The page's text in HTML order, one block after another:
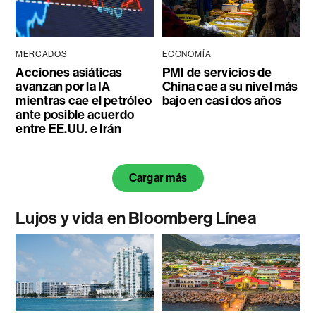
MERCADOS
Acciones asiáticas
avanzan por la IA
mientras cae el petróleo
ante posible acuerdo
entre EE.UU. e Irán
ECONOMÍA
PMI de servicios de
China cae a su nivel más
bajo en casi dos años
Cargar más
Lujos y vida en Bloomberg Línea